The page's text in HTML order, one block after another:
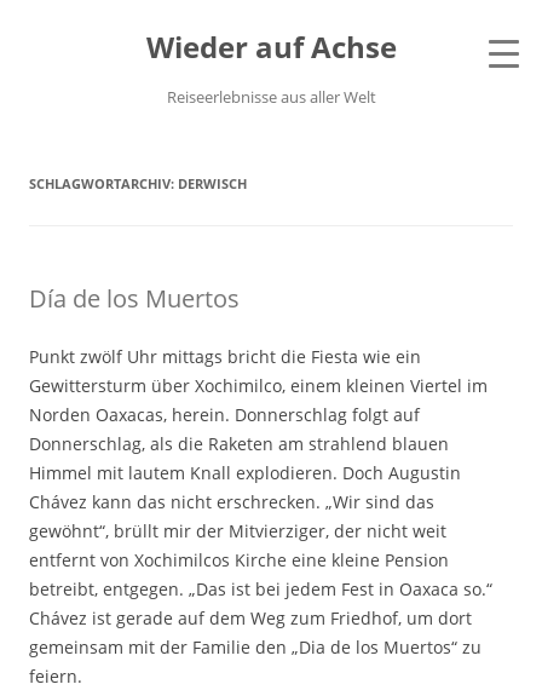
Wieder auf Achse
Reiseerlebnisse aus aller Welt
SCHLAGWORTARCHIV: DERWISCH
Día de los Muertos
Punkt zwölf Uhr mittags bricht die Fiesta wie ein
Gewittersturm über Xochimilco, einem kleinen Viertel im
Norden Oaxacas, herein. Donnerschlag folgt auf
Donnerschlag, als die Raketen am strahlend blauen
Himmel mit lautem Knall explodieren. Doch Augustin
Chávez kann das nicht erschrecken. „Wir sind das
gewöhnt“, brüllt mir der Mitvierziger, der nicht weit
entfernt von Xochimilcos Kirche eine kleine Pension
betreibt, entgegen. „Das ist bei jedem Fest in Oaxaca so.“
Chávez ist gerade auf dem Weg zum Friedhof, um dort
gemeinsam mit der Familie den „Dia de los Muertos“ zu
feiern.